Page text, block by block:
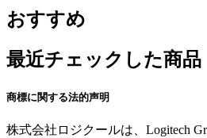
おすすめ
最近チェックした商品
商標に関する法的声明
株式会社ロジクールは、Logitech